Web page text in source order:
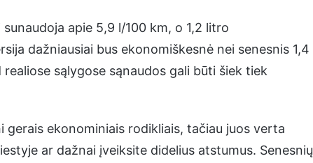
apie 5,9 l/100 km, o 1,2 litro
dažniausiai bus ekonomiškesnė nei senesnis 1,4
sąlygose sąnaudos gali būti šiek tiek
gerais ekonominiais rodikliais, tačiau juos verta
ar dažnai įveiksite didelius atstumus. Senesnių